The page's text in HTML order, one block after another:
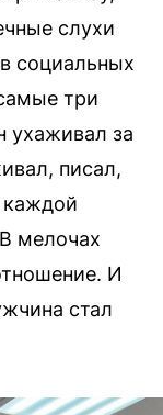
слухи
социальных
три
ухаживал за
писал,
каждой
мелочах
И
стал